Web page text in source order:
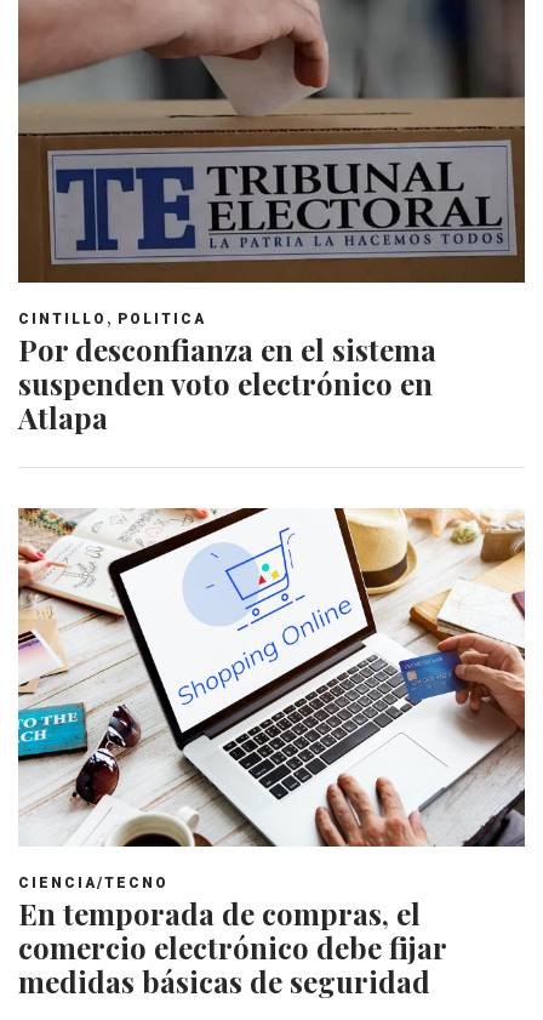
CINTILLO , POLITICA
Por desconfianza en el sistema
suspenden voto electrónico en
Atlapa
CIENCIA/TECNO
En temporada de compras, el
comercio electrónico debe fijar
medidas básicas de seguridad